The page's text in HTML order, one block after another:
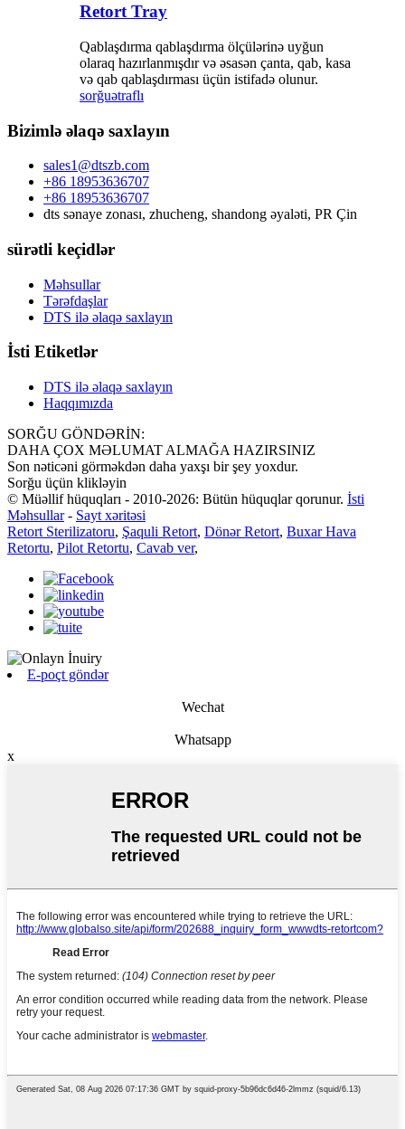
Retort Tray
Qablaşdırma qablaşdırma ölçülərinə uyğun
olaraq hazırlanmışdır və əsasən çanta, qab, kasa
və qab qablaşdırması üçün istifadə olunur.
sorğuətraflı
Bizimlə əlaqə saxlayın
sales1@dtszb.com
+86 18953636707
+86 18953636707
dts sənaye zonası, zhucheng, shandong əyaləti, PR Çin
sürətli keçidlər
Məhsullar
Tərəfdaşlar
DTS ilə əlaqə saxlayın
İsti Etiketlər
DTS ilə əlaqə saxlayın
Haqqımızda
SORĞU GÖNDƏRİN:
DAHA ÇOX MƏLUMAT ALMAĞA HAZIRSINIZ
Son nəticəni görməkdən daha yaxşı bir şey yoxdur.
Sorğu üçün klikləyin
© Müəllif hüquqları - 2010-2026: Bütün hüquqlar qorunur. İsti
Məhsullar- Sayt xəritəsi
Retort Sterilizatoru, Şaquli Retort, Dönər Retort, Buxar Hava
Retortu, Pilot Retortu, Cavab ver,
E-poçt göndər
Wechat
Whatsapp
x